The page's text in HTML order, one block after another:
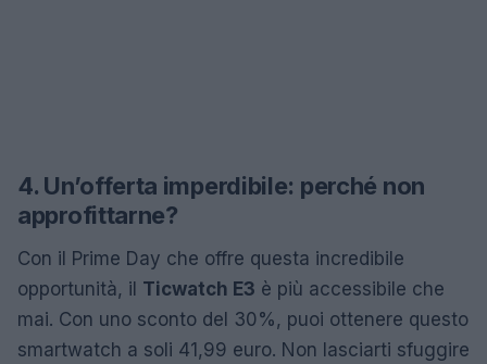
4. Un’offerta imperdibile: perché non
approfittarne?
Con il Prime Day che offre questa incredibile
opportunità, il Ticwatch E3 è più accessibile che
mai. Con uno sconto del 30%, puoi ottenere questo
smartwatch a soli 41,99 euro. Non lasciarti sfuggire